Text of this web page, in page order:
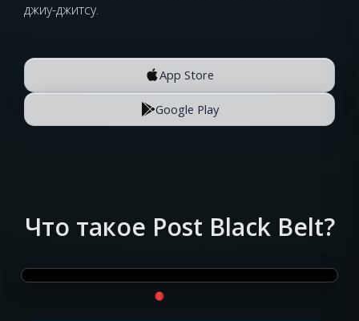
джиу-джитсу.
App Store
Google Play
Что такое Post Black Belt?